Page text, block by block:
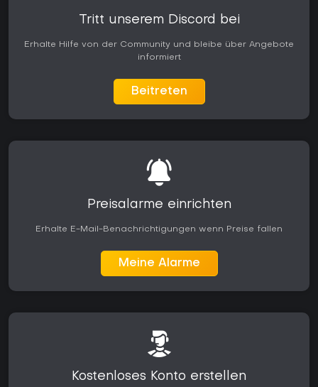
Tritt unserem Discord bei
Erhalte Hilfe von der Community und bleibe über Angebote
informiert
Beitreten
Preisalarme einrichten
Erhalte E-Mail-Benachrichtigungen wenn Preise fallen
Meine Alarme
Kostenloses Konto erstellen